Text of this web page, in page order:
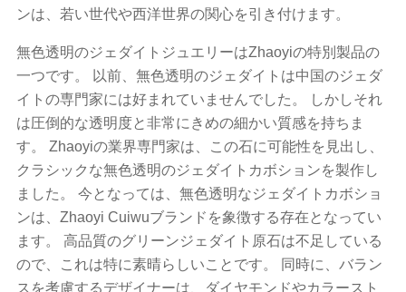
ンは、若い世代や西洋世界の関心を引き付けます。
無色透明のジェダイトジュエリーはZhaoyiの特別製品の
一つです。 以前、無色透明のジェダイトは中国のジェダ
イトの専門家には好まれていませんでした。 しかしそれ
は圧倒的な透明度と非常にきめの細かい質感を持ちま
す。 Zhaoyiの業界専門家は、この石に可能性を見出し、
クラシックな無色透明のジェダイトカボションを製作し
ました。 今となっては、無色透明なジェダイトカボショ
ンは、Zhaoyi Cuiwuブランドを象徴する存在となってい
ます。 高品質のグリーンジェダイト原石は不足している
ので、これは特に素晴らしいことです。 同時に、バラン
スを考慮するデザイナーは、ダイヤモンドやカラースト